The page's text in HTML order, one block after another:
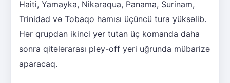
Haiti, Yamayka, Nikaraqua, Panama, Surinam,
Trinidad və Tobaqo hamısı üçüncü tura yüksəlib.
Hər qrupdan ikinci yer tutan üç komanda daha
sonra qitələrarası pley-off yeri uğrunda mübarizə
aparacaq.